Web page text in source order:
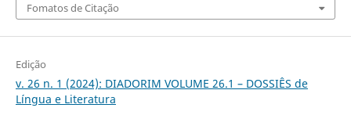
Fomatos de Citação
Edição
v. 26 n. 1 (2024): DIADORIM VOLUME 26.1 – DOSSIÊS de
Língua e Literatura